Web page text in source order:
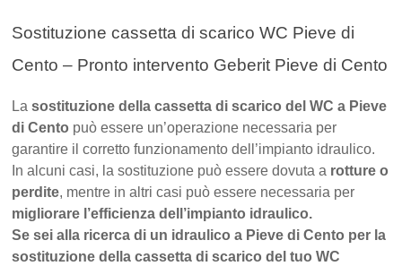
Sostituzione cassetta di scarico WC Pieve di
Cento – Pronto intervento Geberit Pieve di Cento
Lasostituzione della cassetta di scarico del WC a Pieve
di Cento può essere un’operazione necessaria per
garantire il corretto funzionamento dell’impianto idraulico.
In alcuni casi, la sostituzione può essere dovuta a rotture o
perdite, mentre in altri casi può essere necessaria per
migliorare l’efficienza dell’impianto idraulico.
Se sei alla ricerca di un idraulico a Pieve di Cento per la
sostituzione della cassetta di scarico del tuo WC